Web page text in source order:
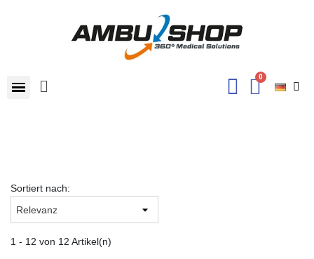
Sortiert nach:
1 - 12 von 12 Artikel(n)